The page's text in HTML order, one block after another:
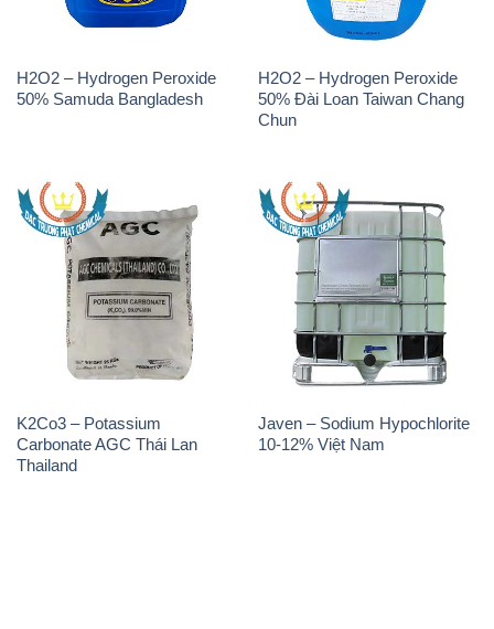
THÔNG TIN
Giới thiệu
Sản phẩm
Chính sách và quy định chung
Tin tức